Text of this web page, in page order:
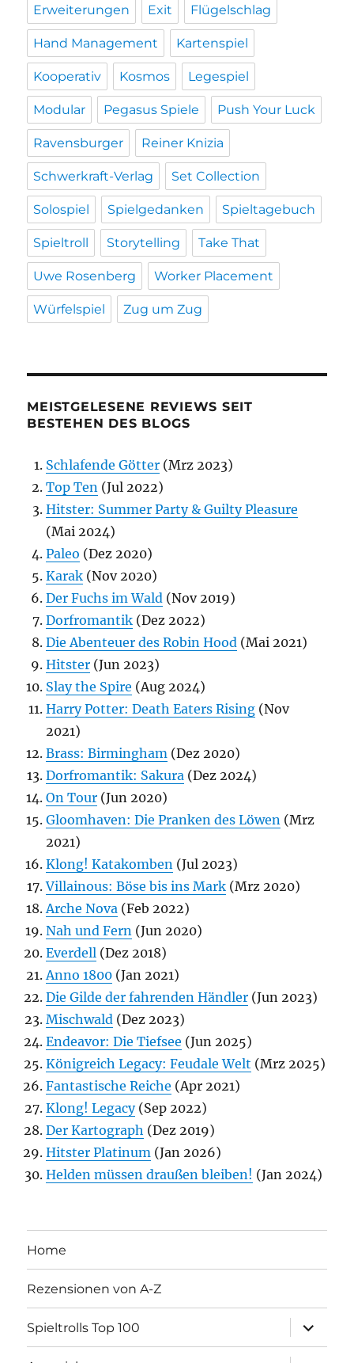
Erweiterungen Exit Flügelschlag
Hand Management Kartenspiel
Kooperativ Kosmos Legespiel
Modular Pegasus Spiele Push Your Luck
Ravensburger Reiner Knizia
Schwerkraft-Verlag Set Collection
Solospiel Spielgedanken Spieltagebuch
Spieltroll Storytelling Take That
Uwe Rosenberg Worker Placement
Würfelspiel Zug um Zug
MEISTGELESENE REVIEWS SEIT
BESTEHEN DES BLOGS
Schlafende Götter (Mrz 2023)
Top Ten (Jul 2022)
Hitster: Summer Party & Guilty Pleasure
(Mai 2024)
Paleo (Dez 2020)
Karak (Nov 2020)
Der Fuchs im Wald (Nov 2019)
Dorfromantik (Dez 2022)
Die Abenteuer des Robin Hood (Mai 2021)
Hitster (Jun 2023)
Slay the Spire (Aug 2024)
Harry Potter: Death Eaters Rising (Nov
2021)
Brass: Birmingham (Dez 2020)
Dorfromantik: Sakura (Dez 2024)
On Tour (Jun 2020)
Gloomhaven: Die Pranken des Löwen (Mrz
2021)
Klong! Katakomben (Jul 2023)
Villainous: Böse bis ins Mark (Mrz 2020)
Arche Nova (Feb 2022)
Nah und Fern (Jun 2020)
Everdell (Dez 2018)
Anno 1800 (Jan 2021)
Die Gilde der fahrenden Händler (Jun 2023)
Mischwald (Dez 2023)
Endeavor: Die Tiefsee (Jun 2025)
Königreich Legacy: Feudale Welt (Mrz 2025)
Fantastische Reiche (Apr 2021)
Klong! Legacy(Sep 2022)
Der Kartograph (Dez 2019)
Hitster Platinum (Jan 2026)
Helden müssen draußen bleiben! (Jan 2024)
Home
Rezensionen von A-Z
Spieltrolls Top 100
öffnen